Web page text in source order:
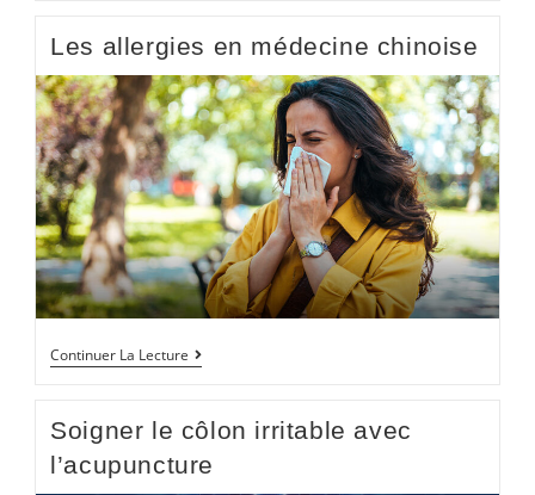
Les allergies en médecine chinoise
Continuer La Lecture
Soigner le côlon irritable avec
l’acupuncture